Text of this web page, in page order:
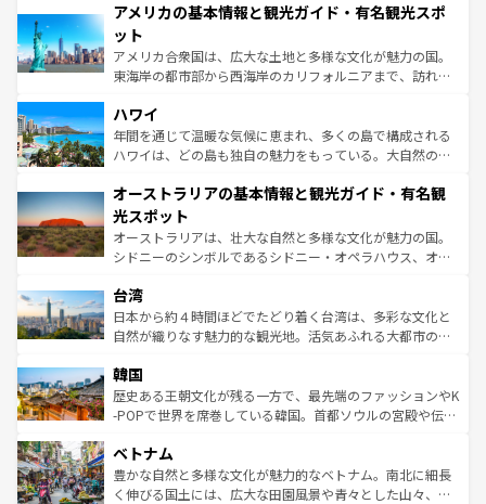
ンツ一覧を参照してほしい。
の建物がそのまま残る町や、スイスならではのユニークな
博物館もあり、アルプス観光だけでなく町歩きも満喫する
ことができる。国民の所得が高いため物価も高いが、旅行
者向けの交通パス提供のサービスもあり、うまく活用すれ
着のスイス情報は
アメリカの基本情報と観光ガイド・有名観光スポ
ット
アメリカ合衆国は、広大な土地と多様な文化が魅力の国。
東海岸の都市部から西海岸のカリフォルニアまで、訪れる
のような巨大都市は、観光、ショッピング、エンターテイ
ンメントが詰まった刺激的なスポットだ。一方、アメリカ
西部には大自然が広がり、グランドキャニオンやイエロー
部のニューオーリンズでは、音楽と美食が融合した独特の
文化が魅力。旅行者はアメリカの各地域で異なる魅力を楽
しみながら、その多様性と豊かな歴史を感じることができ
るだろう。車でのロードトリップや列車の旅も、アメリカ
情報は
ハワイ
年間を通じて温暖な気候に恵まれ、多くの島で構成される
ハワイは、どの島も独自の魅力をもっている。大自然の神
ワイ島は見逃せない。また、定番の観光地といえばオアフ
島だが、静かな自然を求めるならマウイ島やカウアイ島が
おすすめ。エメラルドグリーンに輝く海をはじめ、豊かな
文化や歴史が息づいている。「アロハスピリット」と呼ば
人々、おいしいローカルフードやハワイアンミュージッ
ク、伝統的なフラダンスなど、すべてがハワイの魅力を彩
っている。訪れるたびに新しい発見と感動が待っているハ
はコンテンツ一覧
オーストラリアの基本情報と観光ガイド・有名観
光スポット
オーストラリアは、壮大な自然と多様な文化が魅力の国。
シドニーのシンボルであるシドニー・オペラハウス、オー
リアリーフや大陸中央部にそびえるウルル（エアーズロッ
ク）、タスマニアの美しい原生林やケアンズの熱帯雨林な
ど、見どころがたくさん。また、カフェやワイン、オージ
いる。アクティビティも充実しており、サーフィンやダイ
ビング、ハイキングなど、アウトドア好きにはたまらな
い。オーストラリアの多彩な魅力を存分に味わいつくそ
参照してほしい。
台湾
日本から約４時間ほどでたどり着く台湾は、多彩な文化と
自然が織りなす魅力的な観光地。活気あふれる大都市の台
ン）、静ひつな山岳地帯である台湾東部など、都市の喧騒
と山間の静けさが共存しており、訪れる人に新しい発見と
驚きをもたらしてくれる。また、奥深い台湾の食文化も魅
容にもいいと評判のスイーツなど、バラエティ豊かな料理
が味わえる。 なお、新着の台湾情報は コンテンツ一覧を参
照してほしい。
韓国
歴史ある王朝文化が残る一方で、最先端のファッションやK
-POPで世界を席巻している韓国。首都ソウルの宮殿や伝統
き、地方に足を延ばせば四季折々の自然美を楽しむことが
できる。そして、キムチや焼肉、絶品のストリートフード
まで、さまざまな韓国料理が待っている。夜には、韓国な
ベトナム
豊かな自然と多様な文化が魅力的なベトナム。南北に細長
く伸びる国土には、広大な田園風景や青々とした山々、世